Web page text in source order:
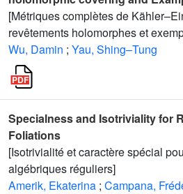
[Métriques complètes de
revêtements holomorphes et
Wu, Damin ; Yau, Shing–Tung
Specialness and Isotriviality for
Foliations
[Isotrivialité et caractère spécial
algébriques réguliers]
Amerik, Ekaterina ; Campana,